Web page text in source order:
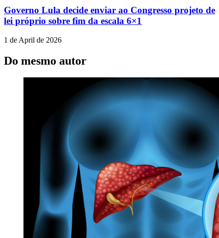
Governo Lula decide enviar ao Congresso projeto de
lei próprio sobre fim da escala 6×1
1 de April de 2026
Do mesmo autor